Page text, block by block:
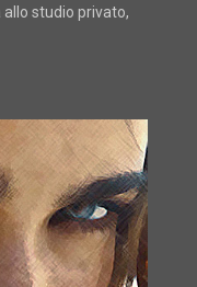
studio privato,